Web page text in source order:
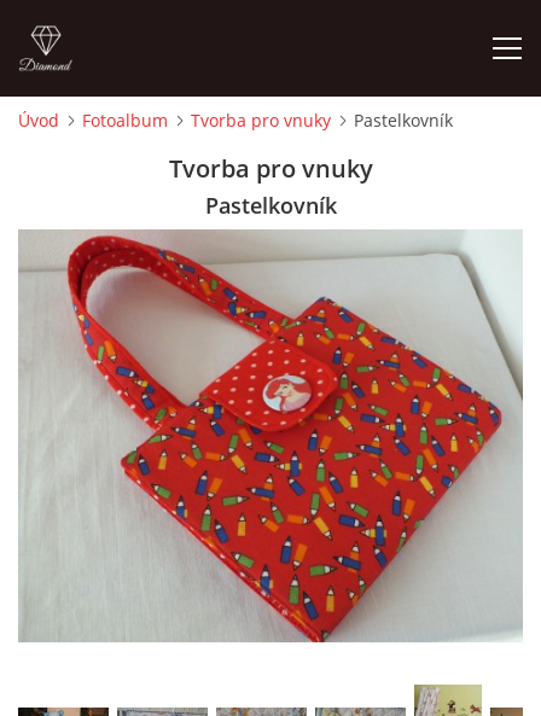
CEDULKY
MOJE POSLEDNÍ PRÁCE
jk-laguna@seznam.cz
Úvod Fotoalbum Tvorba pro vnuky Pastelkovník
Tvorba pro vnuky
Pastelkovník